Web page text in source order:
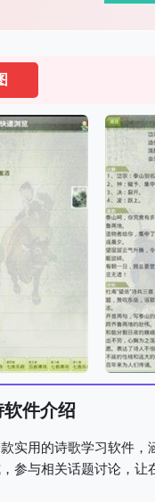
件介绍
实用的诗歌学习软件，
参与相关话题讨论，